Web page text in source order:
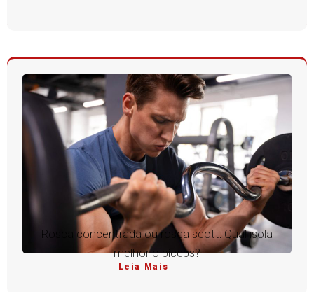
Rosca concentrada ou rosca scott: Qual isola
melhor o bíceps?
Leia Mais